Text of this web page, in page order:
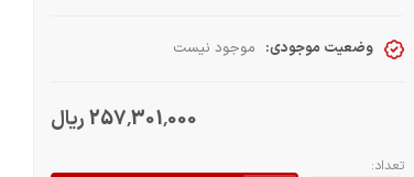
وضعیت موجودی: موجود نیست
257٬301٬000 ریال
تعداد: